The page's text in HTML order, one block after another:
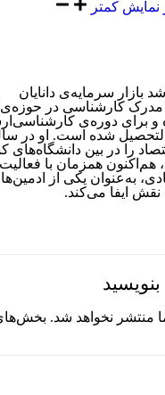
نمایش کمتر
بازار سرمایه‌ی دانایان
مدرک کارشناسی در حوزه‌ی
و برای دوره‌ی
شده است.
را در بین
هم‌اکنون همزمان با
به‌عنوان یکی از
نقش ایفا می‌کند.‏
بنویسید
منتشر نخواهد شد.